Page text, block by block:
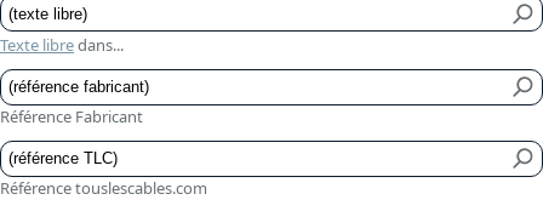
Texte libredans...
Référence Fabricant
Référence touslescables.com